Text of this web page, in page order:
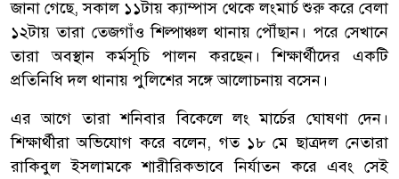
জানা গেছে, সকাল ১১টায় ক্যাম্পাস থেকে লংমার্চ শুরু করে বেলা
১২টায় তারা তেজগাঁও শিল্পাঞ্চল থানায় পৌঁছান। পরে সেখানে
তারা অবস্থান কর্মসূচি পালন করছেন। শিক্ষার্থীদের একটি
প্রতিনিধি দল থানায় পুলিশের সঙ্গে আলোচনায় বসেন।
এর আগে তারা শনিবার বিকেলে লং মার্চের ঘোষণা দেন।
শিক্ষার্থীরা অভিযোগ করে বলেন, গত ১৮ মে ছাত্রদল নেতারা
রাকিবুল ইসলামকে শারীরিকভাবে নির্যাতন করে এবং সেই